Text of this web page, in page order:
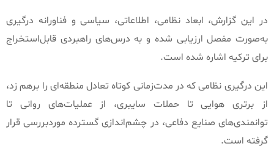
در این گزارش، ابعاد نظامی، اطلاعاتی، سیاسی و فناورانه درگیری
به‌صورت مفصل ارزیابی شده و به درس‌های راهبردی قابل‌استخراج
برای ترکیه اشاره شده است.
این درگیری نظامی که در مدت‌زمانی کوتاه تعادل منطقه‌ای را برهم زد،
از برتری هوایی تا حملات سایبری، از عملیات‌های روانی تا
توانمندی‌های صنایع دفاعی، در چشم‌اندازی گسترده موردبررسی قرار
گرفته است.